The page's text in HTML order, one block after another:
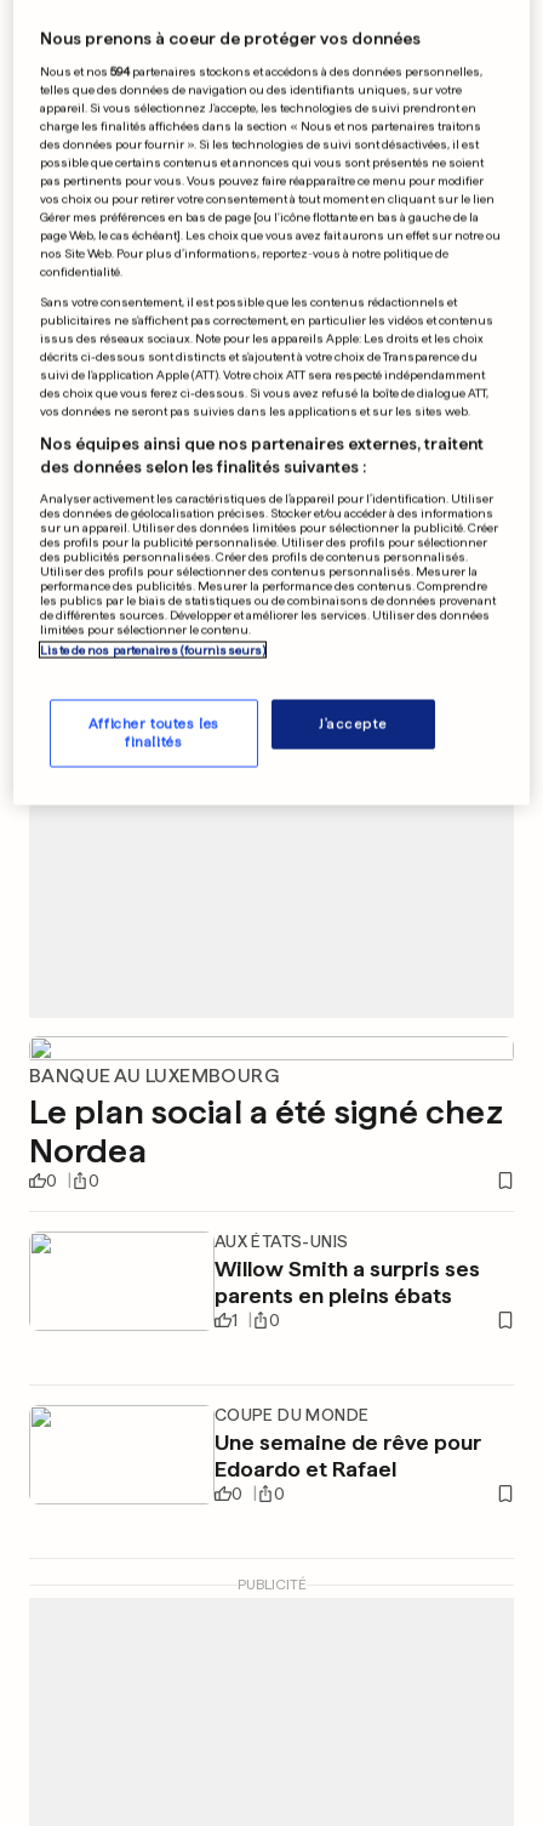
AU LUXEMBOURG
Joris est la star de la 25e fête
de la musique
0 0
À LOS ANGELES
Sony a dévoilé ses jeux vidéo
à gros budget
0
SONDAGE «SONNDESFRO»
Le CSV moins fort dans le
Centre, l'ADR en progrès
0 0
PUBLICITÉ
BANQUE AU LUXEMBOURG
Le plan social a été signé chez
Nordea
0 0
AUX ÉTATS-UNIS
Willow Smith a surpris ses
parents en pleins ébats
1 0
COUPE DU MONDE
Une semaine de rêve pour
Edoardo et Rafael
0 0
PUBLICITÉ
Nous prenons à coeur de protéger vos données
Nous et nos594partenaires stockons et accédons à des données personnelles,
telles que des données de navigation ou des identifiants uniques, sur votre
appareil. Si vous sélectionnez J'accepte, les technologies de suivi prendront en
charge les finalités affichées dans la section « Nous et nos partenaires traitons
des données pour fournir ». Si les technologies de suivi sont désactivées, il est
possible que certains contenus et annonces qui vous sont présentés ne soient
pas pertinents pour vous. Vous pouvez faire réapparaître ce menu pour modifier
vos choix ou pour retirer votre consentement à tout moment en cliquant sur le lien
Gérer mes préférences en bas de page [ou l'icône flottante en bas à gauche de la
page Web, le cas échéant]. Les choix que vous avez fait aurons un effet sur notre ou
nos Site Web. Pour plus d’informations, reportez-vous à notre politique de
confidentialité.
Sans votre consentement, il est possible que les contenus rédactionnels et
publicitaires ne s'affichent pas correctement, en particulier les vidéos et contenus
issus des réseaux sociaux. Note pour les appareils Apple: Les droits et les choix
décrits ci-dessous sont distincts et s'ajoutent à votre choix de Transparence du
suivi de l'application Apple (ATT). Votre choix ATT sera respecté indépendamment
des choix que vous ferez ci-dessous. Si vous avez refusé la boîte de dialogue ATT,
vos données ne seront pas suivies dans les applications et sur les sites web.
Nos équipes ainsi que nos partenaires externes, traitent
des données selon les finalités suivantes :
Analyser activement les caractéristiques de l’appareil pour l’identification. Utiliser
des données de géolocalisation précises. Stocker et/ou accéder à des informations
sur un appareil. Utiliser des données limitées pour sélectionner la publicité. Créer
des profils pour la publicité personnalisée. Utiliser des profils pour sélectionner
des publicités personnalisées. Créer des profils de contenus personnalisés.
Utiliser des profils pour sélectionner des contenus personnalisés. Mesurer la
performance des publicités. Mesurer la performance des contenus. Comprendre
les publics par le biais de statistiques ou de combinaisons de données provenant
de différentes sources. Développer et améliorer les services. Utiliser des données
limitées pour sélectionner le contenu.
Liste de nos partenaires (fournisseurs)
Afficher toutes les
finalités
J'accepte